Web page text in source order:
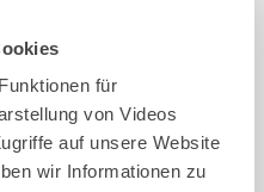
für
von Videos
auf unsere Website
wir Informationen zu